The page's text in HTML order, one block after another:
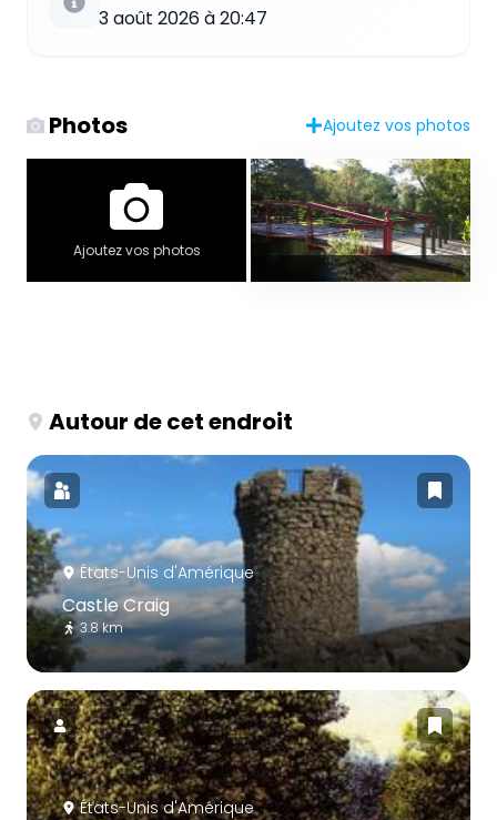
3 août 2026 à 20:47
Photos Ajoutez vos photos
Ajoutez vos photos
Autour de cet endroit
États-Unis d'Amérique
Castle Craig
3.8 km
États-Unis d'Amérique